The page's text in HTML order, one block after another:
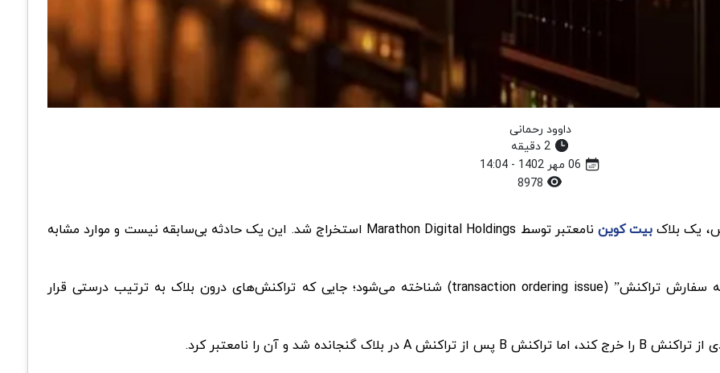
داوود رحمانی
2 دقیقه
بیت کوین نامعتبر توسط Marathon Digital Holdings استخراج شد. این یک حادثه بی‌سابقه نیست و موارد مشابه
بی‌اعتباری بلاک ناشی از عاملی است که به عنوان “مسئله سفارش تراکنش” (transaction ordering issue) شناخته می‌شود؛ جایی که تراکنش‌های درون بلاک به ترتیب درستی قرار